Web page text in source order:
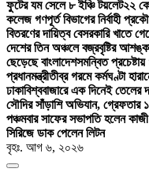
ফুটের যম সেলে ৮ ইঞ্চি টয়লেট২২
কলেজ গণপূর্ত বিভাগের নির্বাহী
বিতরণের দায়িত্ব বেসরকারি খাতে
দেশের তিন অঞ্চলে বজ্রবৃষ্টির
ছেড়েছে বাংলাদেশসমন্বিত
প্রধানমন্ত্রীতীব্র গরমে কর্মঘণ্টা
ঢাকাবিশ্ববাজারে এক দিনেই তেলের
সৌদির সাঁড়াশি অভিযান, গ্রেফতার
পঞ্চমবার সাফের সভাপতি হলেন কাজী
সিরিজে ডাক পেলেন লিটন
বৃহঃ. আগ ৬, ২০২৬